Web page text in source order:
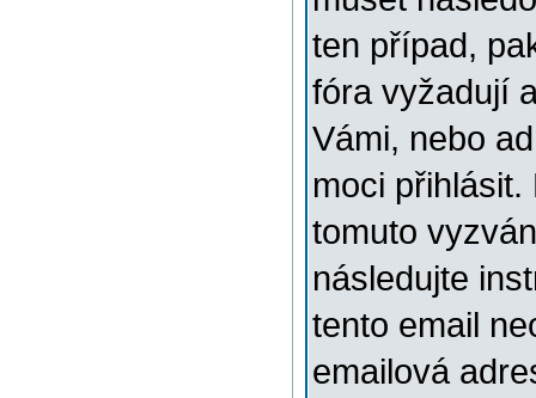
ten případ,
fóra vyžadují
Vámi, nebo
moci
tomuto
následujte
tento email
emailová